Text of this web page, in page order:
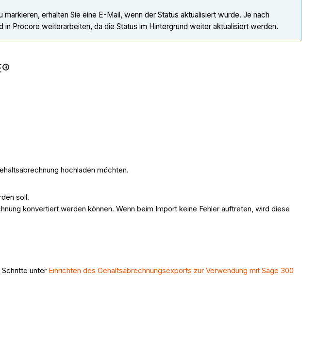
erhalten Sie eine E-Mail, wenn der Status aktualisiert wurde. Je nach
Procore weiterarbeiten, da die Status im Hintergrund weiter aktualisiert werden.
hochladen möchten.
soll.
konvertiert werden können. Wenn beim Import keine Fehler auftreten, wird diese
unter Einrichten des Gehaltsabrechnungsexports zur Verwendung mit Sage 300